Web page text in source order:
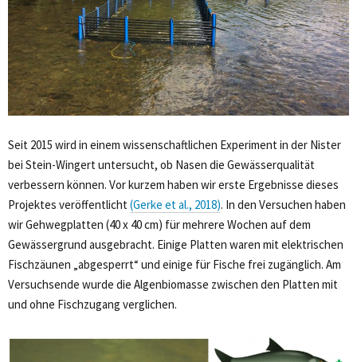
Seit 2015 wird in einem wissenschaftlichen Experiment in der Nister
bei Stein-Wingert untersucht, ob Nasen die Gewässerqualität
verbessern können. Vor kurzem haben wir erste Ergebnisse dieses
Projektes veröffentlicht(Gerke et al., 2018). In den Versuchen haben
wir Gehwegplatten (40 x 40 cm) für mehrere Wochen auf dem
Gewässergrund ausgebracht. Einige Platten waren mit elektrischen
Fischzäunen „abgesperrt“ und einige für Fische frei zugänglich. Am
Versuchsende wurde die Algenbiomasse zwischen den Platten mit
und ohne Fischzugang verglichen.